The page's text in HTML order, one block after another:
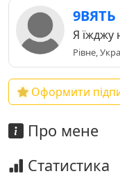
9ВЯТЬ
Я їжджу
Рівне,
Оформити
Про мене
Статистика